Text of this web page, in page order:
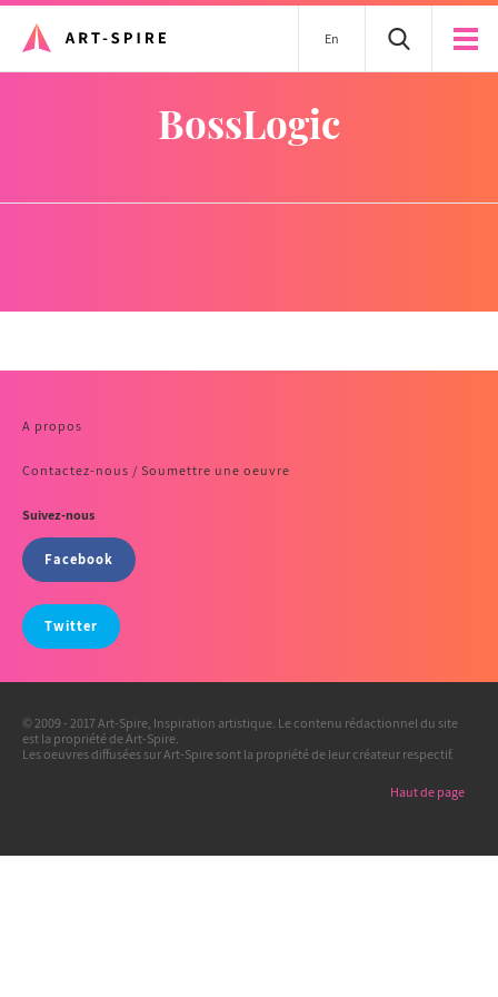
En
BossLogic
A propos
Contactez-nous / Soumettre une oeuvre
Suivez-nous
Facebook
Twitter
© 2009 - 2017 Art-Spire, Inspiration artistique. Le contenu rédactionnel du site
est la propriété de Art-Spire.
Les oeuvres diffusées sur Art-Spire sont la propriété de leur créateur respectif.
Haut de page